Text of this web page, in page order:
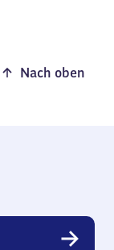
Nach oben